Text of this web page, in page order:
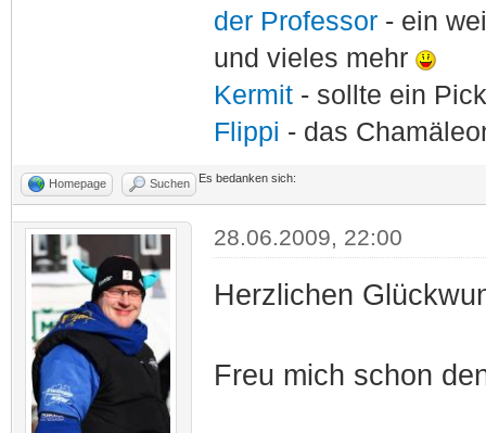
der Professor - ein
und vieles mehr
Kermit- sollte ein
Flippi - das
Homepage Suchen Es bedanken sich:
28.06.2009, 22:00
Herzlichen
Freu mich schon